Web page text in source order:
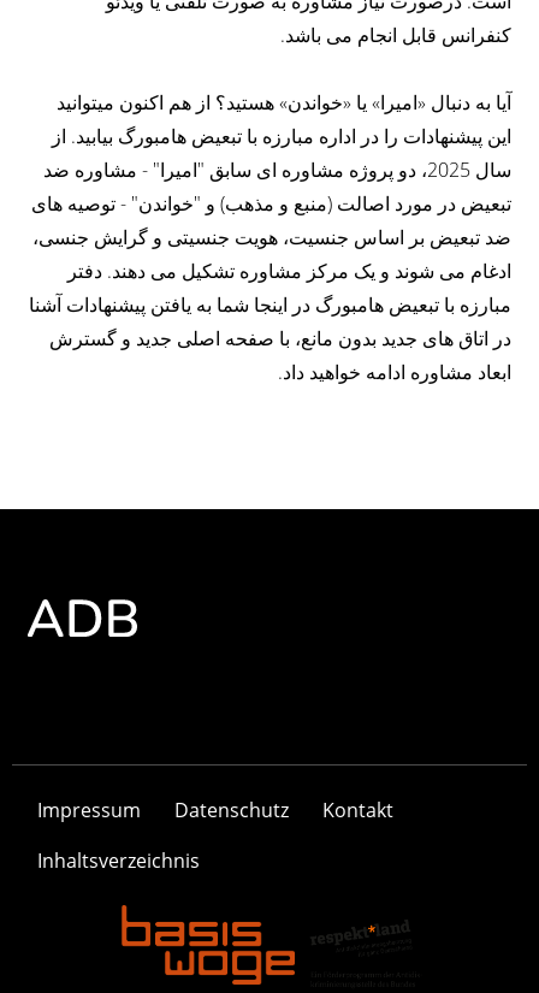
کنفرانس قابل انجام می باشد.
آیا به دنبال «امیرا» یا «خواندن» هستید؟ از هم اکنون میتوانید
این پیشنهادات را در اداره مبارزه با تبعیض هامبورگ بیابید. از
سال 2025، دو پروژه مشاوره ای سابق "امیرا" - مشاوره ضد
تبعیض در مورد اصالت (منبع و مذهب) و "خواندن" - توصیه های
ضد تبعیض بر اساس جنسیت، هویت جنسیتی و گرایش جنسی،
ادغام می شوند و یک مرکز مشاوره تشکیل می دهند. دفتر
مبارزه با تبعیض هامبورگ در اینجا شما به یافتن پیشنهادات آشنا
در اتاق های جدید بدون مانع، با صفحه اصلی جدید و گسترش
ابعاد مشاوره ادامه خواهید داد.
Impressum Datenschutz
Kontakt
Inhaltsverzeichnis